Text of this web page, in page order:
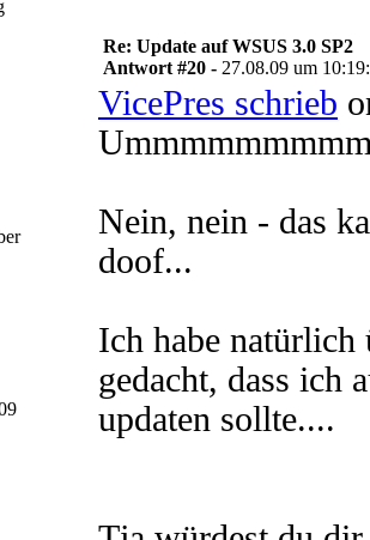
Re: Update auf WSUS 3.0 SP2
Antwort #20 - 27.08.09 um
VicePres schrieb
Nein, nein - das
doof...
Ich habe
gedacht, dass ich
updaten sollte....